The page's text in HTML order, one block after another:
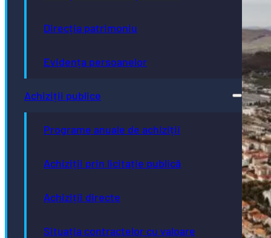
Direcția patrimoniu
Evidența persoanelor
Achiziții publice
Programe anuale de achiziții
Achiziții prin licitație publică
Achiziții directe
Situația contractelor cu valoare